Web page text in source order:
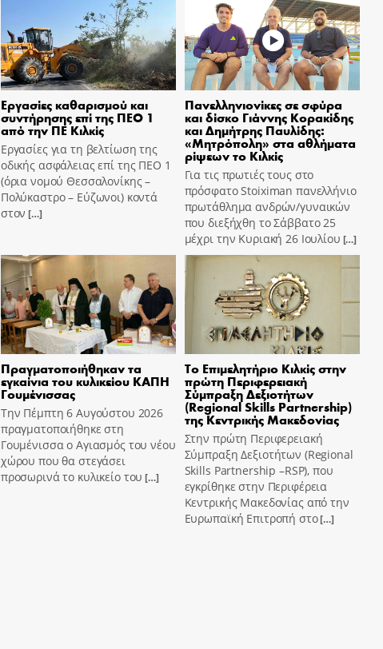
Εργασίες καθαρισμού και
συντήρησης επί της ΠΕΟ 1
από την ΠΕ Κιλκίς
Εργασίες για τη βελτίωση της
οδικής ασφάλειας επί της ΠΕΟ 1
(όρια νομού Θεσσαλονίκης –
Πολύκαστρο – Εύζωνοι) κοντά
στον […]
Πανελληνιονίκες σε σφύρα
και δίσκο Γιάννης Κορακίδης
και Δημήτρης Παυλίδης:
«Μητρόπολη» στα αθλήματα
ρίψεων το Κιλκίς
Για τις πρωτιές τους στο
πρόσφατο Stoiximan πανελλήνιο
πρωτάθλημα ανδρών/γυναικών
που διεξήχθη το Σάββατο 25
μέχρι την Κυριακή 26 Ιουλίου […]
Πραγματοποιήθηκαν τα
εγκαίνια του κυλικείου ΚΑΠΗ
Γουμένισσας
Την Πέμπτη 6 Αυγούστου 2026
πραγματοποιήθηκε στη
Γουμένισσα ο Αγιασμός του νέου
χώρου που θα στεγάσει
προσωρινά το κυλικείο του […]
Το Επιμελητήριο Κιλκίς στην
πρώτη Περιφερειακή
Σύμπραξη Δεξιοτήτων
(Regional Skills Partnership)
της Κεντρικής Μακεδονίας
Στην πρώτη Περιφερειακή
Σύμπραξη Δεξιοτήτων (Regional
Skills Partnership –RSP), που
εγκρίθηκε στην Περιφέρεια
Κεντρικής Μακεδονίας από την
Ευρωπαϊκή Επιτροπή στο[…]